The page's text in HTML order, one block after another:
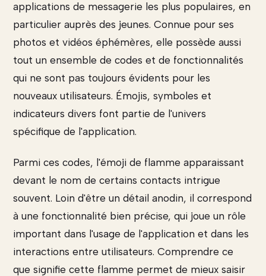
applications de messagerie les plus populaires, en
particulier auprès des jeunes. Connue pour ses
photos et vidéos éphémères, elle possède aussi
tout un ensemble de codes et de fonctionnalités
qui ne sont pas toujours évidents pour les
nouveaux utilisateurs. Émojis, symboles et
indicateurs divers font partie de l'univers
spécifique de l'application.
Parmi ces codes, l'émoji de flamme apparaissant
devant le nom de certains contacts intrigue
souvent. Loin d'être un détail anodin, il correspond
à une fonctionnalité bien précise, qui joue un rôle
important dans l'usage de l'application et dans les
interactions entre utilisateurs. Comprendre ce
que signifie cette flamme permet de mieux saisir